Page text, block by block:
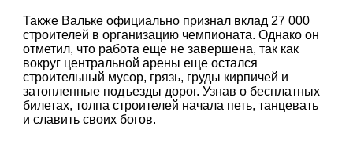
Также Вальке официально признал вклад 27 000
строителей в организацию чемпионата. Однако он
отметил, что работа еще не завершена, так как
вокруг центральной арены еще остался
строительный мусор, грязь, груды кирпичей и
затопленные подъезды дорог. Узнав о бесплатных
билетах, толпа строителей начала петь, танцевать
и славить своих богов.